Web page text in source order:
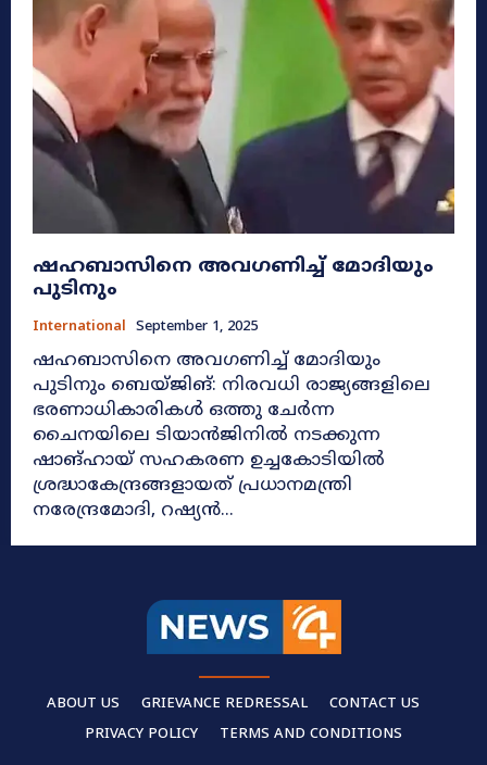
ഷഹബാസിനെ അവഗണിച്ച് മോദിയും
പുടിനും
International September 1, 2025
ഷഹബാസിനെ അവഗണിച്ച് മോദിയും
പുടിനും ബെയ്ജിങ്: നിരവധി രാജ്യങ്ങളിലെ
ഭരണാധികാരികൾ ഒത്തു ചേർന്ന
ചൈനയിലെ ടിയാൻജിനിൽ നടക്കുന്ന
ഷാങ്ഹായ് സഹകരണ ഉച്ചകോടിയിൽ
ശ്രദ്ധാകേന്ദ്രങ്ങളായത് പ്രധാനമന്ത്രി
നരേന്ദ്രമോദി, റഷ്യൻ...
ABOUT US GRIEVANCE REDRESSAL
CONTACT US
PRIVACY POLICY
TERMS AND CONDITIONS